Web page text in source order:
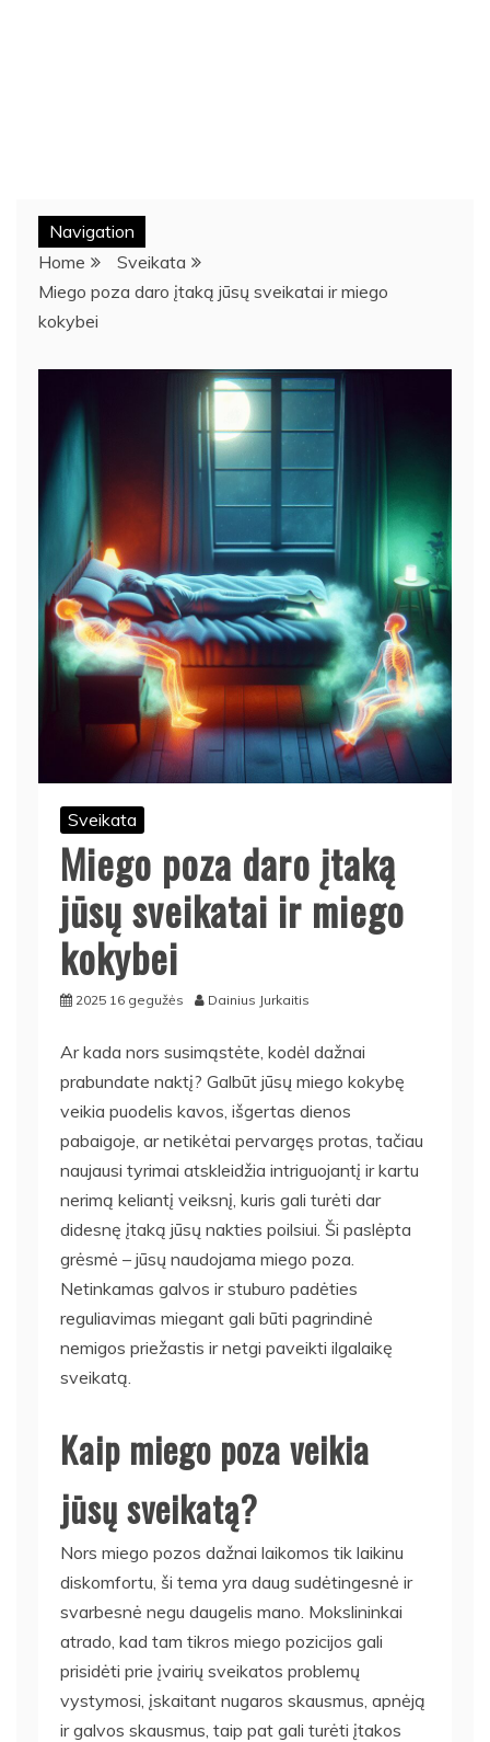
Navigation
Home
Sveikata
Miego poza daro įtaką jūsų sveikatai ir miego
kokybei
Sveikata
Miego poza daro įtaką
jūsų sveikatai ir miego
kokybei
2025 16 gegužės Dainius Jurkaitis
Ar kada nors susimąstėte, kodėl dažnai
prabundate naktį? Galbūt jūsų miego kokybę
veikia puodelis kavos, išgertas dienos
pabaigoje, ar netikėtai pervargęs protas, tačiau
naujausi tyrimai atskleidžia intriguojantį ir kartu
nerimą keliantį veiksnį, kuris gali turėti dar
didesnę įtaką jūsų nakties poilsiui. Ši paslėpta
grėsmė – jūsų naudojama miego poza.
Netinkamas galvos ir stuburo padėties
reguliavimas miegant gali būti pagrindinė
nemigos priežastis ir netgi paveikti ilgalaikę
sveikatą.
Kaip miego poza veikia
jūsų sveikatą?
Nors miego pozos dažnai laikomos tik laikinu
diskomfortu, ši tema yra daug sudėtingesnė ir
svarbesnė negu daugelis mano. Mokslininkai
atrado, kad tam tikros miego pozicijos gali
prisidėti prie įvairių sveikatos problemų
vystymosi, įskaitant nugaros skausmus, apnėją
ir galvos skausmus, taip pat gali turėti įtakos